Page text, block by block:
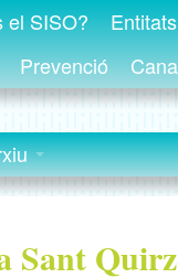
el SISO?
Prevenció
Sant